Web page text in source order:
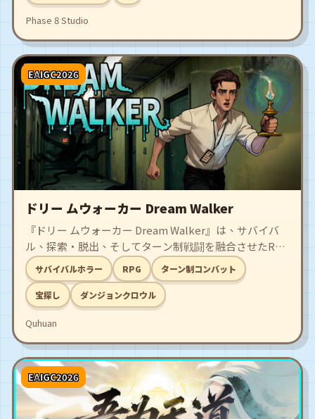
Phase 8 Studio
EAIGC2026
ドリー ムウォーカー Dream Walker
『ドリー ムウォーカー Dream Walker』は、サバイバ
ル、探索・脱出、そしてターン制戦闘を融合させたRPG
です。夢の中へ足を踏み入れるたび、あなたは計り知れ
ない価値を持つ秘宝を手にするかもしれません。あるい
は、すべてを失うかもしれません。夢の深淵へ潜るにつ
れ、古（いにしえ）より眠る恐るべき秘密が暴かれてい
くことでしょう……手に入る限りのあらゆるリソースを
駆使し、強力な装備や武器を鋳造してください。そし
て、歪み、狂った異形の敵たちを打ち破るのです。
サバイバルホラー RPG ターン制コンバット
宝探し ダンジョンクロウル
Quhuan
EAIGC2026